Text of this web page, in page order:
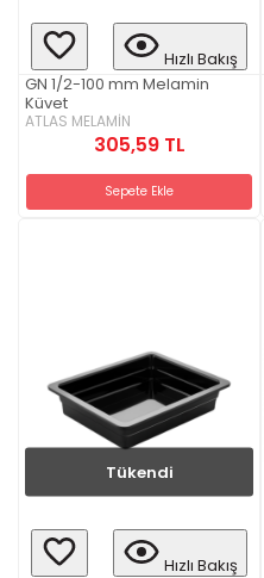
Hızlı Bakış
GN 1/2-100 mm Melamin
Küvet
ATLAS MELAMİN
305,59 TL
Sepete Ekle
Tükendi
Hızlı Bakış